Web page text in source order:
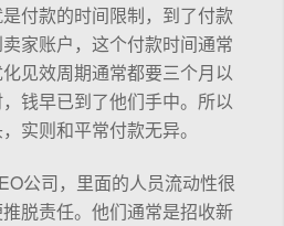
付款的时间限制，到了付款
家账户，这个付款时间通常
见效周期通常都要三个月以
钱早已到了他们手中。所以
实则和平常付款无异。
公司，里面的人员流动性很
脱责任。他们通常是招收新